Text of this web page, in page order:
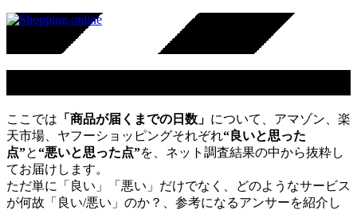
ここでは 「商品が届くまでの日数」 について、アマゾン、楽
天市場、ヤフーショッピングそれぞれ“良いと思った
点”と“悪いと思った点”を、ネット調査結果の中から抜粋し
てお届けします。
ただ単に「良い」「悪い」だけでなく、どのようなサービス
が何故「良い/悪い」のか？、参考になるアンサーを紹介し